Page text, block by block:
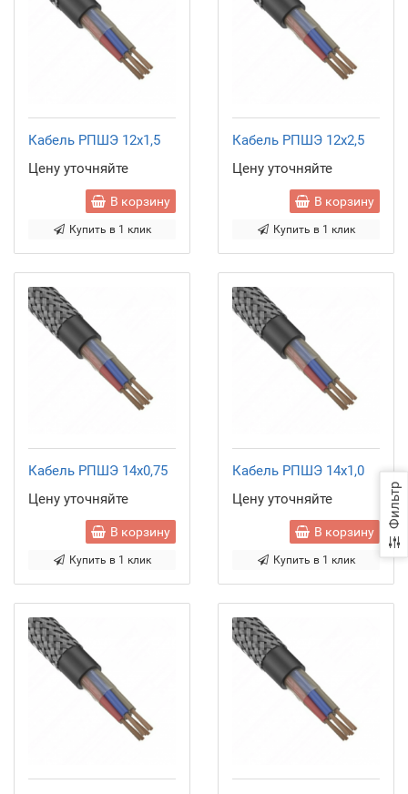
Фильтр
Кабель РПШЭ 12x1,5
Цену уточняйте
В корзину
Купить в 1 клик
Кабель РПШЭ 12x2,5
Цену уточняйте
В корзину
Купить в 1 клик
Кабель РПШЭ 14x0,75
Цену уточняйте
В корзину
Купить в 1 клик
Кабель РПШЭ 14x1,0
Цену уточняйте
В корзину
Купить в 1 клик